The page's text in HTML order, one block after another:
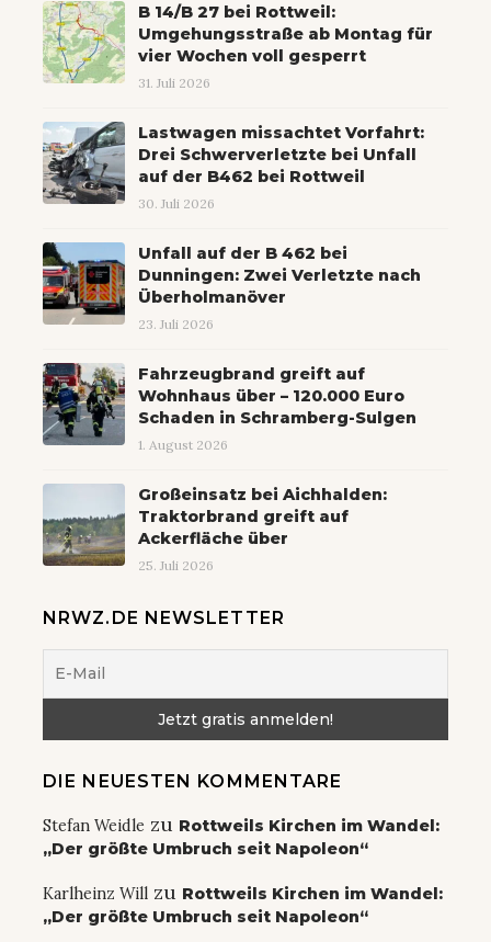
B 14/B 27 bei Rottweil:
Umgehungsstraße ab Montag für
vier Wochen voll gesperrt
31. Juli 2026
Lastwagen missachtet Vorfahrt:
Drei Schwerverletzte bei Unfall
auf der B462 bei Rottweil
30. Juli 2026
Unfall auf der B 462 bei
Dunningen: Zwei Verletzte nach
Überholmanöver
23. Juli 2026
Fahrzeugbrand greift auf
Wohnhaus über – 120.000 Euro
Schaden in Schramberg-Sulgen
1. August 2026
Großeinsatz bei Aichhalden:
Traktorbrand greift auf
Ackerfläche über
25. Juli 2026
NRWZ.DE NEWSLETTER
DIE NEUESTEN KOMMENTARE
Stefan Weidle zu Rottweils Kirchen im Wandel:
„Der größte Umbruch seit Napoleon“
Karlheinz Will zu Rottweils Kirchen im Wandel:
„Der größte Umbruch seit Napoleon“